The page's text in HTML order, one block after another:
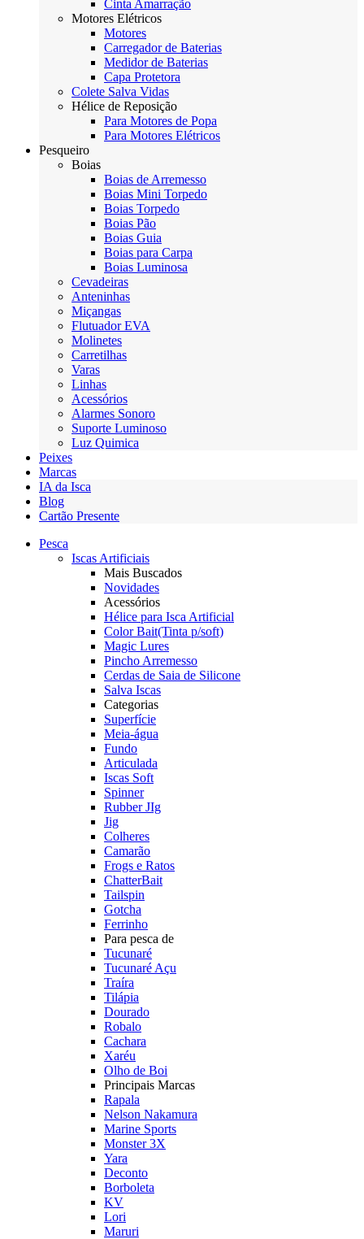
Cinta Amarração
Motores Elétricos
Motores
Carregador de Baterias
Medidor de Baterias
Capa Protetora
Colete Salva Vidas
Hélice de Reposição
Para Motores de Popa
Para Motores Elétricos
Pesqueiro
Boias
Boias de Arremesso
Boias Mini Torpedo
Boias Torpedo
Boias Pão
Boias Guia
Boias para Carpa
Boias Luminosa
Cevadeiras
Anteninhas
Miçangas
Flutuador EVA
Molinetes
Carretilhas
Varas
Linhas
Acessórios
Alarmes Sonoro
Suporte Luminoso
Luz Quimica
Peixes
Marcas
IA da Isca
Blog
Cartão Presente
Pesca
Iscas Artificiais
Mais Buscados
Novidades
Acessórios
Hélice para Isca Artificial
Color Bait(Tinta p/soft)
Magic Lures
Pincho Arremesso
Cerdas de Saia de Silicone
Salva Iscas
Categorias
Superfície
Meia-água
Fundo
Articulada
Iscas Soft
Spinner
Rubber JIg
Jig
Colheres
Camarão
Frogs e Ratos
ChatterBait
Tailspin
Gotcha
Ferrinho
Para pesca de
Tucunaré
Tucunaré Açu
Traíra
Tilápia
Dourado
Robalo
Cachara
Xaréu
Olho de Boi
Principais Marcas
Rapala
Nelson Nakamura
Marine Sports
Monster 3X
Yara
Deconto
Borboleta
KV
Lori
Maruri